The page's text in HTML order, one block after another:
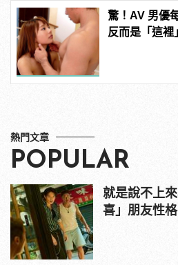
驚！AV 男優
反而是「這
熱門文章
POPULAR
就是說不上
喜」朋友性